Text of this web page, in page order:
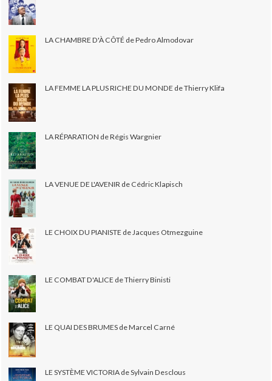
LA CHAMBRE D'À CÔTÉ de Pedro Almodovar
LA FEMME LA PLUS RICHE DU MONDE de Thierry Klifa
LA RÉPARATION de Régis Wargnier
LA VENUE DE L'AVENIR de Cédric Klapisch
LE CHOIX DU PIANISTE de Jacques Otmezguine
LE COMBAT D'ALICE de Thierry Binisti
LE QUAI DES BRUMES de Marcel Carné
LE SYSTÈME VICTORIA de Sylvain Desclous